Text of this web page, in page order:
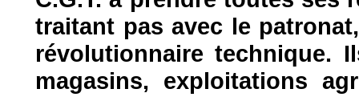
traitant pas avec le
révolutionnaire technique.
magasins, exploitations